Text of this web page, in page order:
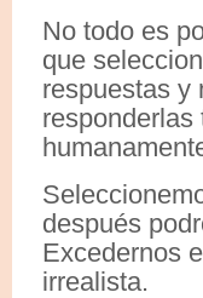
No todo es
que
respuestas y
responderlas
después
Excedernos
irrealista.